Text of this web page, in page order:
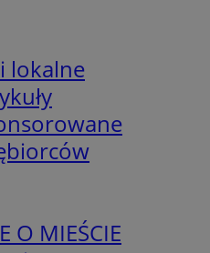
lokalne
O MIEŚCIE